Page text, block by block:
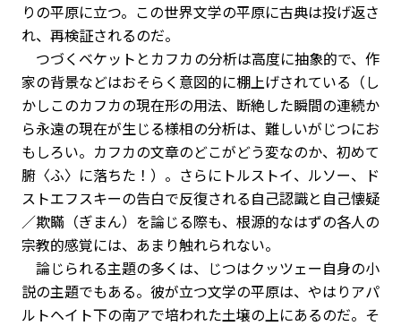
りの平原に立つ。この世界文学の平原に古典は投げ返さ
れ、再検証されるのだ。
つづくベケットとカフカの分析は高度に抽象的で、作
家の背景などはおそらく意図的に棚上げされている（し
かしこのカフカの現在形の用法、断絶した瞬間の連続か
ら永遠の現在が生じる様相の分析は、難しいがじつにお
もしろい。カフカの文章のどこがどう変なのか、初めて
腑〈ふ〉に落ちた！）。さらにトルストイ、ルソー、ド
ストエフスキーの告白で反復される自己認識と自己懐疑
／欺瞞（ぎまん）を論じる際も、根源的なはずの各人の
宗教的感覚には、あまり触れられない。
論じられる主題の多くは、じつはクッツェー自身の小
説の主題でもある。彼が立つ文学の平原は、やはりアパ
ルトヘイト下の南アで培われた土壌の上にあるのだ。そ